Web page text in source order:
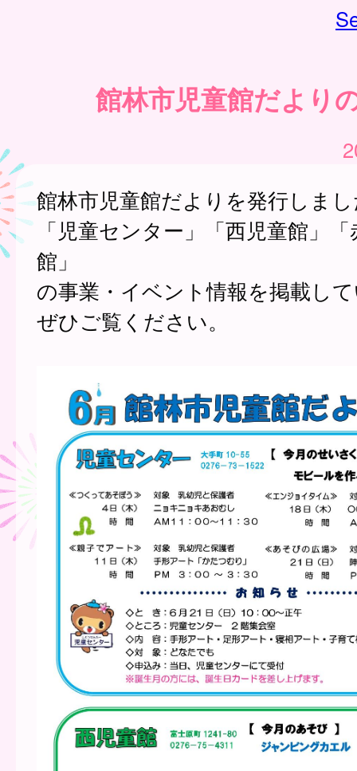
館林市児童館だより
館林市児童館だよりを発行しま
「児童センター」「西児童館」
館」
の事業・イベント情報を掲載し
ぜひご覧ください。